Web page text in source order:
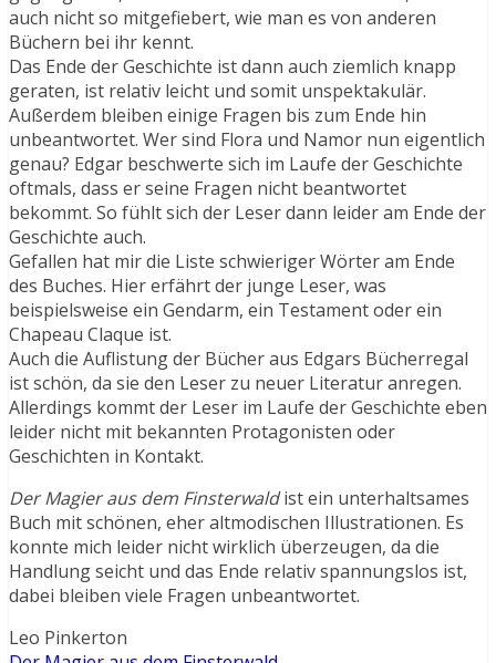
auch nicht so mitgefiebert, wie man es von anderen
Büchern bei ihr kennt.
Das Ende der Geschichte ist dann auch ziemlich knapp
geraten, ist relativ leicht und somit unspektakulär.
Außerdem bleiben einige Fragen bis zum Ende hin
unbeantwortet. Wer sind Flora und Namor nun eigentlich
genau? Edgar beschwerte sich im Laufe der Geschichte
oftmals, dass er seine Fragen nicht beantwortet
bekommt. So fühlt sich der Leser dann leider am Ende der
Geschichte auch.
Gefallen hat mir die Liste schwieriger Wörter am Ende
des Buches. Hier erfährt der junge Leser, was
beispielsweise ein Gendarm, ein Testament oder ein
Chapeau Claque ist.
Auch die Auflistung der Bücher aus Edgars Bücherregal
ist schön, da sie den Leser zu neuer Literatur anregen.
Allerdings kommt der Leser im Laufe der Geschichte eben
leider nicht mit bekannten Protagonisten oder
Geschichten in Kontakt.
Der Magier aus dem Finsterwaldist ein unterhaltsames
Buch mit schönen, eher altmodischen Illustrationen. Es
konnte mich leider nicht wirklich überzeugen, da die
Handlung seicht und das Ende relativ spannungslos ist,
dabei bleiben viele Fragen unbeantwortet.
Leo Pinkerton